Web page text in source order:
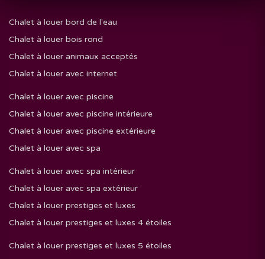
Chalet à louer bord de l'eau
Chalet à louer bois rond
Chalet à louer animaux acceptés
Chalet à louer avec internet
Chalet à louer avec piscine
Chalet à louer avec piscine intérieure
Chalet à louer avec piscine extérieure
Chalet à louer avec spa
Chalet à louer avec spa intérieur
Chalet à louer avec spa extérieur
Chalet à louer prestiges et luxes
Chalet à louer prestiges et luxes 4 étoiles
Chalet à louer prestiges et luxes 5 étoiles